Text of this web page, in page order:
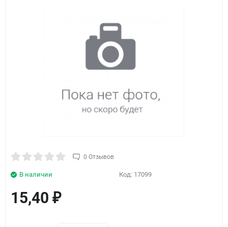
0 Отзывов
Код: 17099
В наличии
15,40 ₽